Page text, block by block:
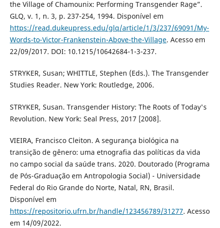
the Village of Chamounix: Performing Transgender Rage”.
GLQ, v. 1, n. 3, p. 237-254, 1994. Disponível em
https://read.dukeupress.edu/glq/article/1/3/237/69091/My-
Words-to-Victor-Frankenstein-Above-the-Village. Acesso em
22/09/2017. DOI: 10.1215/10642684-1-3-237.
STRYKER, Susan; WHITTLE, Stephen (Eds.). The Transgender
Studies Reader. New York: Routledge, 2006.
STRYKER, Susan. Transgender History: The Roots of Today's
Revolution. New York: Seal Press, 2017 [2008].
VIEIRA, Francisco Cleiton. A segurança biológica na
transição de gênero: uma etnografia das políticas da vida
no campo social da saúde trans. 2020. Doutorado (Programa
de Pós-Graduação em Antropologia Social) - Universidade
Federal do Rio Grande do Norte, Natal, RN, Brasil.
Disponível em
https://repositorio.ufrn.br/handle/123456789/31277. Acesso
em 14/09/2022.